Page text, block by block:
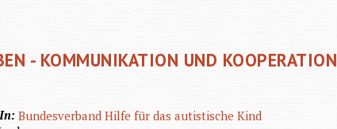
- KOMMUNIKATION UND KOOPERATION
Bundesverband Hilfe für das autistische Kind